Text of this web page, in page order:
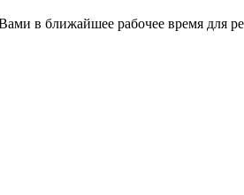
в ближайшее рабочее время для